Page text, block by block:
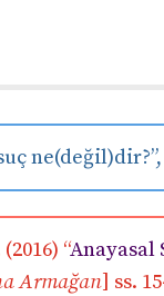
ne(değil)dir?”,
“Anayasal
Armağan] ss.